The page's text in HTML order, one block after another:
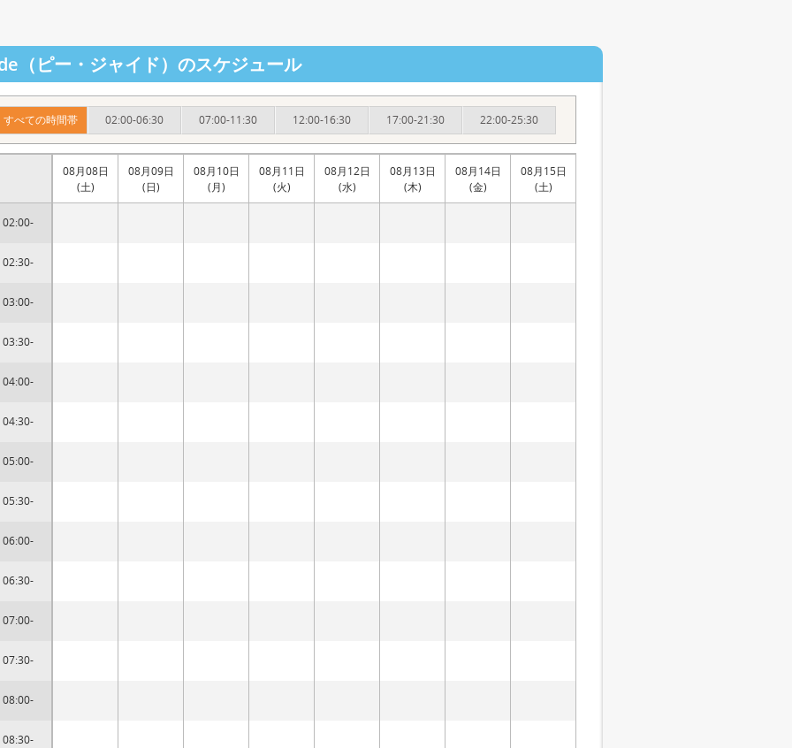
（ピー・ジャイド）のスケジュール
すべての時間帯 02:00-06:30 07:00-11:30 12:00-16:30 17:00-21:30 22:00-25:30
02:00-
02:30-
03:00-
03:30-
04:00-
04:30-
05:00-
05:30-
06:00-
06:30-
07:00-
07:30-
08:00-
08:30-
08月08日
(土)
08月09日
(日)
08月10日
(月)
08月11日
(火)
08月12日
(水)
08月13日
(木)
08月14日
(金)
08月15日
(土)